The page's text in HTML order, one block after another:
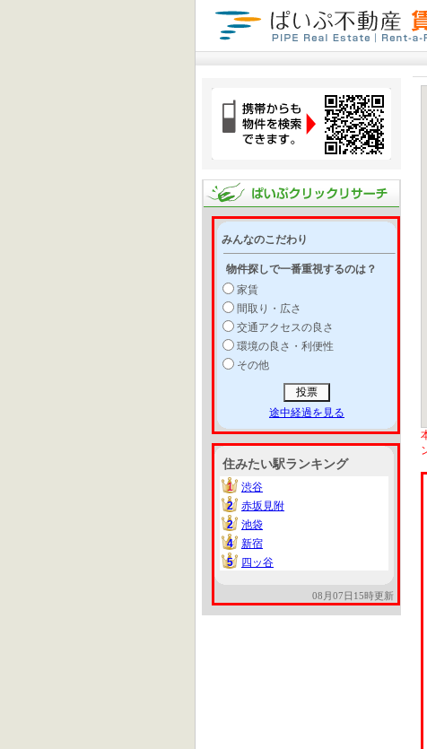
みんなのこだわり
物件探しで一番重視するのは？
家賃
間取り・広さ
交通アクセスの良さ
環境の良さ・利便性
その他
途中経過を見る
住みたい駅ランキング
1
1
渋谷
2
2
赤坂見附
2
2
池袋
4
4
新宿
5
5 四ッ谷
08月07日15時更新